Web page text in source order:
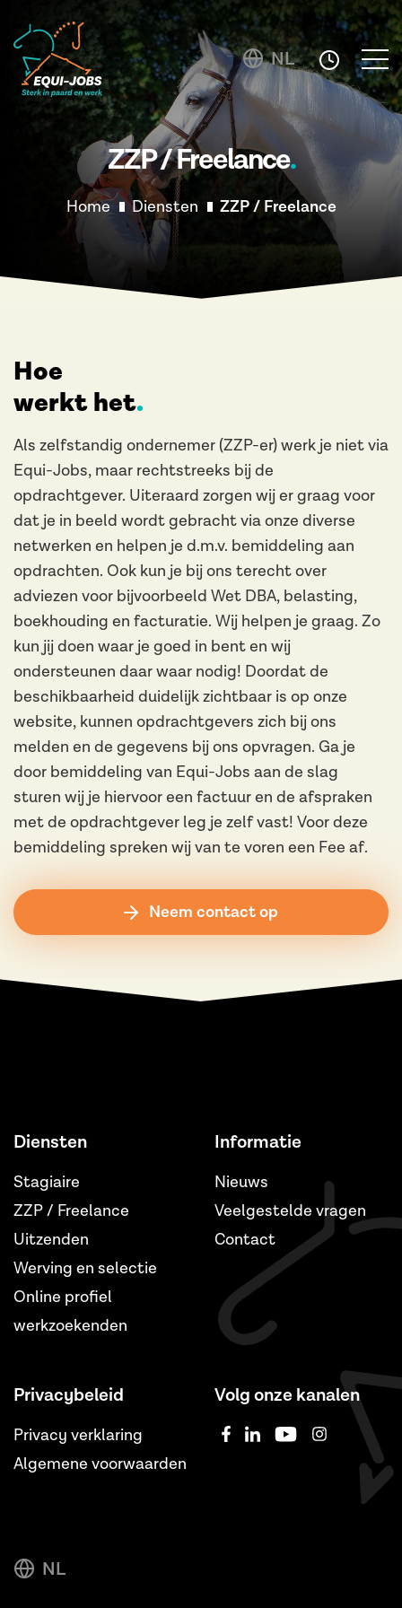
NL
ZZP / Freelance
Home Diensten ZZP / Freelance
Hoe
werkt het
Als zelfstandig ondernemer (ZZP-er) werk je niet via
Equi-Jobs, maar rechtstreeks bij de
opdrachtgever. Uiteraard zorgen wij er graag voor
dat je in beeld wordt gebracht via onze diverse
netwerken en helpen je d.m.v. bemiddeling aan
opdrachten. Ook kun je bij ons terecht over
adviezen voor bijvoorbeeld Wet DBA, belasting,
boekhouding en facturatie. Wij helpen je graag. Zo
kun jij doen waar je goed in bent en wij
ondersteunen daar waar nodig! Doordat de
beschikbaarheid duidelijk zichtbaar is op onze
website, kunnen opdrachtgevers zich bij ons
melden en de gegevens bij ons opvragen. Ga je
door bemiddeling van Equi-Jobs aan de slag
sturen wij je hiervoor een factuur en de afspraken
met de opdrachtgever leg je zelf vast! Voor deze
bemiddeling spreken wij van te voren een Fee af.
Neem contact op
Diensten
Stagiaire
ZZP / Freelance
Uitzenden
Werving en selectie
Online profiel
werkzoekenden
Informatie
Nieuws
Veelgestelde vragen
Contact
Privacybeleid
Privacy verklaring
Algemene voorwaarden
Volg onze kanalen
NL